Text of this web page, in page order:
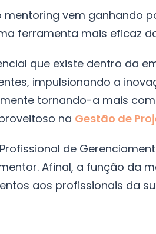
mentoring vem ganhando
ferramenta mais eficaz
que existe dentro da
impulsionando a
tornando-a mais
na Gestão de
de
Afinal, a função da
aos profissionais da